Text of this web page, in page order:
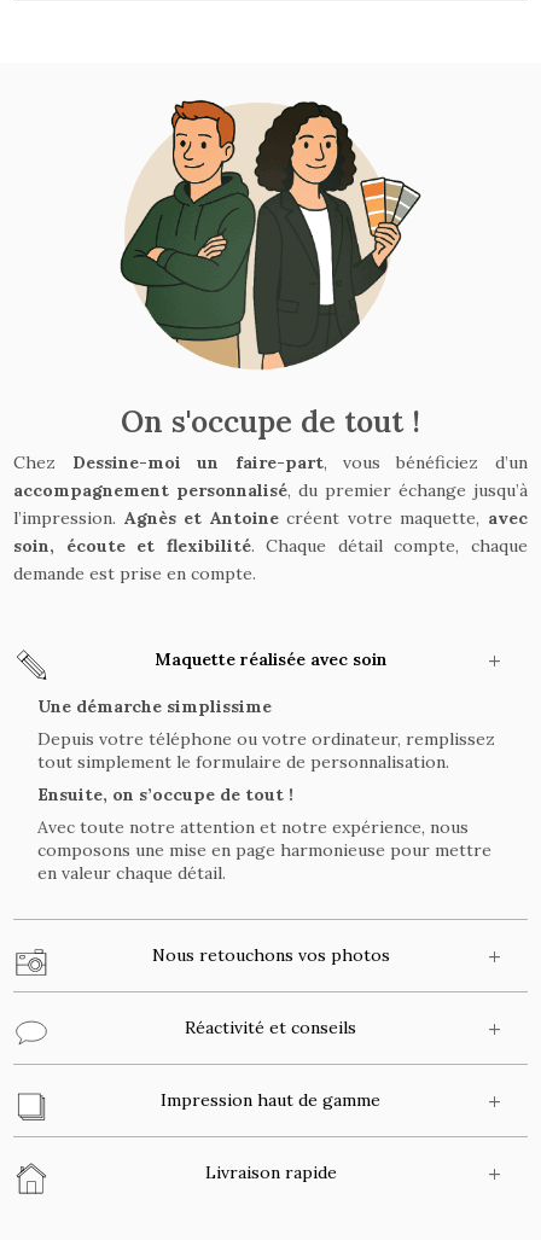
On s'occupe de tout !
Chez Dessine-moi un faire-part, vous bénéficiez d’un
accompagnement personnalisé, du premier échange jusqu’à
l’impression. Agnès et Antoinecréent votre maquette, avec
soin, écoute et flexibilité. Chaque détail compte, chaque
demande est prise en compte.
Maquette réalisée avec soin
Une démarche simplissime
Depuis votre téléphone ou votre ordinateur, remplissez
tout simplement le formulaire de personnalisation.
Ensuite, on s’occupe de tout !
Avec toute notre attention et notre expérience, nous
composons une mise en page harmonieuse pour mettre
en valeur chaque détail.
Nous retouchons vos photos
Réactivité et conseils
Impression haut de gamme
Livraison rapide